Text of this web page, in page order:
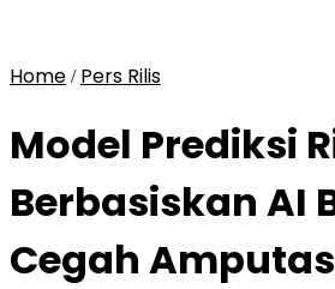
Home / Pers Rilis
Model Prediksi
Berbasiskan AI
Cegah